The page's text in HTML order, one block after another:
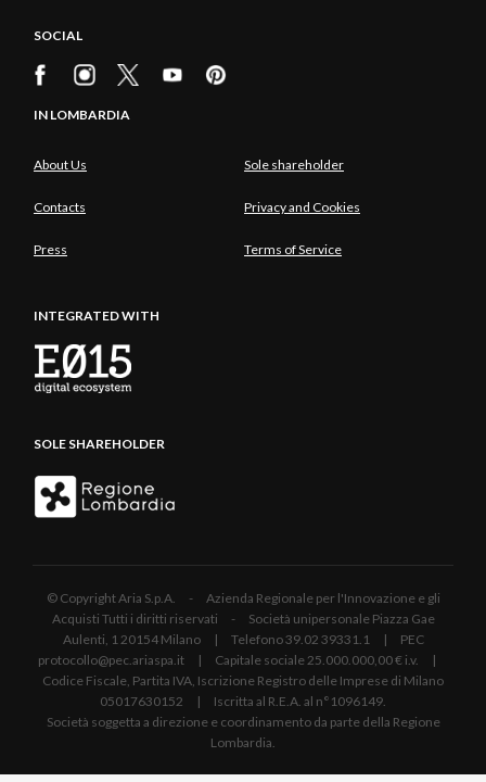
SOCIAL
IN LOMBARDIA
About Us Sole shareholder
Contacts Privacy and Cookies
Press Terms of Service
INTEGRATED WITH
SOLE SHAREHOLDER
© Copyright Aria S.p.A. - Azienda Regionale per l'Innovazione e gli
Acquisti Tutti i diritti riservati - Società unipersonale Piazza Gae
Aulenti, 1 20154 Milano | Telefono 39.02 39331.1 | PEC
protocollo@pec.ariaspa.it | Capitale sociale 25.000.000,00 € i.v. |
Codice Fiscale, Partita IVA, Iscrizione Registro delle Imprese di Milano
05017630152 | Iscritta al R.E.A. al n°1096149.
Società soggetta a direzione e coordinamento da parte della Regione
Lombardia.